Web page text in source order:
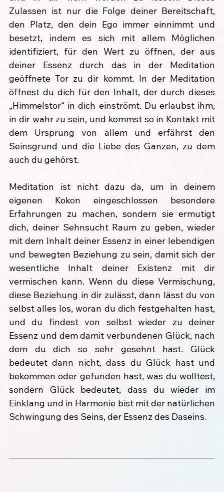
Zulassen ist nur die Folge deiner Bereitschaft,
den Platz, den dein Ego immer einnimmt und
besetzt, indem es sich mit allem Möglichen
identifiziert, für den Wert zu öffnen, der aus
deiner Essenz durch das in der Meditation
geöffnete Tor zu dir kommt. In der Meditation
öffnest du dich für den Inhalt, der durch dieses
„Himmelstor“ in dich einströmt. Du erlaubst ihm,
in dir wahr zu sein, und kommst so in Kontakt mit
dem Ursprung von allem und erfährst den
Seinsgrund und die Liebe des Ganzen, zu dem
auch du gehörst.
Meditation ist nicht dazu da, um in deinem
eigenen Kokon eingeschlossen besondere
Erfahrungen zu machen, sondern sie ermutigt
dich, deiner Sehnsucht Raum zu geben, wieder
mit dem Inhalt deiner Essenz in einer lebendigen
und bewegten Beziehung zu sein, damit sich der
wesentliche Inhalt deiner Existenz mit dir
vermischen kann. Wenn du diese Vermischung,
diese Beziehung in dir zulässt, dann lässt du von
selbst alles los, woran du dich festgehalten hast,
und du findest von selbst wieder zu deiner
Essenz und dem damit verbundenen Glück, nach
dem du dich so sehr gesehnt hast. Glück
bedeutet dann nicht, dass du Glück hast und
bekommen oder gefunden hast, was du wolltest,
sondern Glück bedeutet, dass du wieder im
Einklang und in Harmonie bist mit der natürlichen
Schwingung des Seins, der Essenz des Daseins.